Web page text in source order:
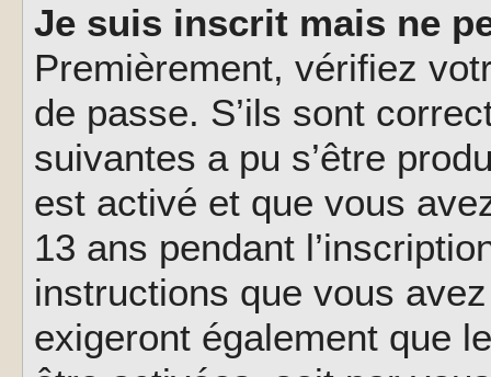
Je suis inscrit mais ne
Premièrement, vérifiez
de passe. S’ils sont
suivantes a pu s’être
est activé et que vous
13 ans pendant
instructions que vous
exigeront également que